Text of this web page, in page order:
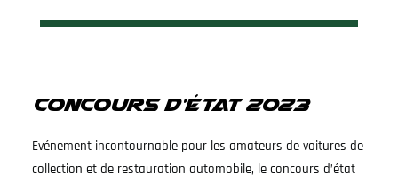
Boutique
Contact
Concours d'état 2023
Evénement incontournable pour les amateurs de voitures de
collection et de restauration automobile, le concours d’état